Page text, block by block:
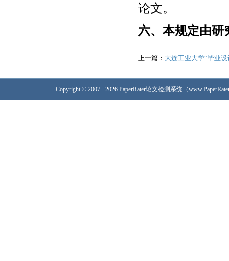
论文。
六、本规定由研
上一篇： 大连工业大学“毕业
Copyright © 2007 - 2026 PaperRater论文检测系统（